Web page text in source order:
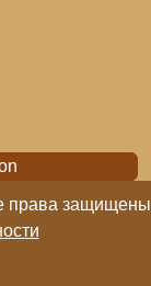
права защищены